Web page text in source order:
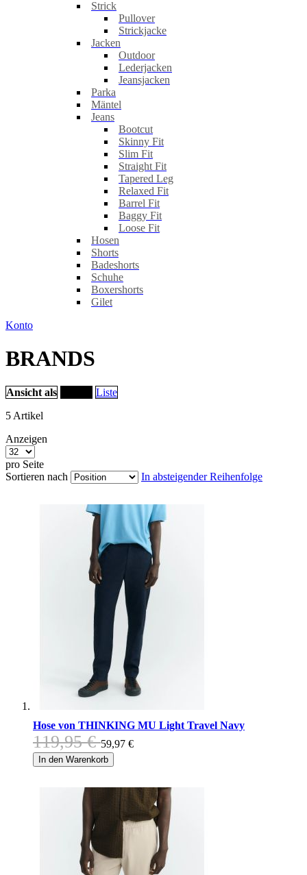
Strick
Pullover
Strickjacke
Jacken
Outdoor
Lederjacken
Jeansjacken
Parka
Mäntel
Jeans
Bootcut
Skinny Fit
Slim Fit
Straight Fit
Tapered Leg
Relaxed Fit
Barrel Fit
Baggy Fit
Loose Fit
Hosen
Shorts
Badeshorts
Schuhe
Boxershorts
Gilet
Konto
BRANDS
Ansicht als
Liste
5 Artikel
Anzeigen
pro Seite
Sortieren nach
In absteigender Reihenfolge
Hose von THINKING MU Light Travel Navy
119,95 € 59,97 €
In den Warenkorb